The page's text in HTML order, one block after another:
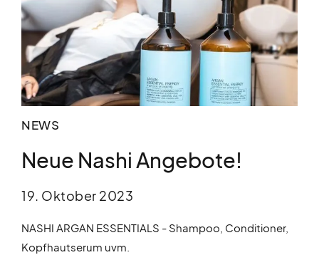
NEWS
Neue Nashi Angebote!
19. Oktober 2023
NASHI ARGAN ESSENTIALS - Shampoo, Conditioner,
Kopfhautserum uvm.